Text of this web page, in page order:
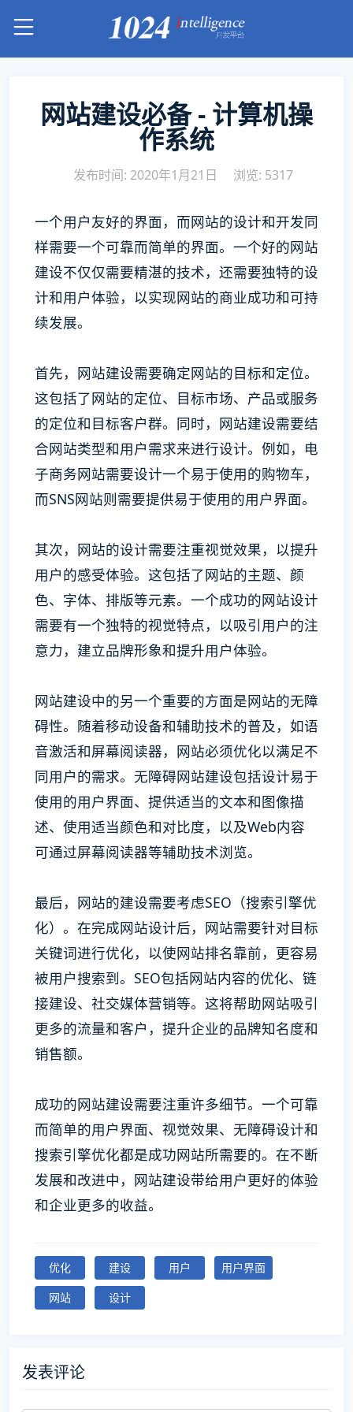
网站建设必备 - 计算机操
作系统
发布时间: 2020年1月21日 浏览: 5317
一个用户友好的界面，而网站的设计和开发同
样需要一个可靠而简单的界面。一个好的网站
建设不仅仅需要精湛的技术，还需要独特的设
计和用户体验，以实现网站的商业成功和可持
续发展。
首先，网站建设需要确定网站的目标和定位。
这包括了网站的定位、目标市场、产品或服务
的定位和目标客户群。同时，网站建设需要结
合网站类型和用户需求来进行设计。例如，电
子商务网站需要设计一个易于使用的购物车，
而SNS网站则需要提供易于使用的用户界面。
其次，网站的设计需要注重视觉效果，以提升
用户的感受体验。这包括了网站的主题、颜
色、字体、排版等元素。一个成功的网站设计
需要有一个独特的视觉特点，以吸引用户的注
意力，建立品牌形象和提升用户体验。
网站建设中的另一个重要的方面是网站的无障
碍性。随着移动设备和辅助技术的普及，如语
音激活和屏幕阅读器，网站必须优化以满足不
同用户的需求。无障碍网站建设包括设计易于
使用的用户界面、提供适当的文本和图像描
述、使用适当颜色和对比度，以及Web内容
可通过屏幕阅读器等辅助技术浏览。
最后，网站的建设需要考虑SEO（搜索引擎优
化）。在完成网站设计后，网站需要针对目标
关键词进行优化，以使网站排名靠前，更容易
被用户搜索到。SEO包括网站内容的优化、链
接建设、社交媒体营销等。这将帮助网站吸引
更多的流量和客户，提升企业的品牌知名度和
销售额。
成功的网站建设需要注重许多细节。一个可靠
而简单的用户界面、视觉效果、无障碍设计和
搜索引擎优化都是成功网站所需要的。在不断
发展和改进中，网站建设带给用户更好的体验
和企业更多的收益。
优化 建设 用户
用户界面
网站
设计
发表评论